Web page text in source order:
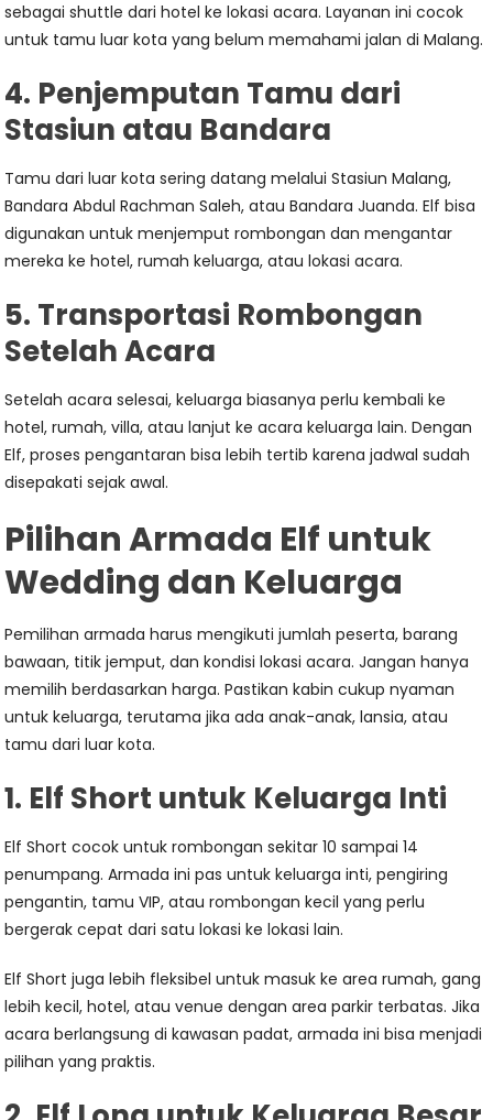
sebagai shuttle dari hotel ke lokasi acara. Layanan ini cocok
untuk tamu luar kota yang belum memahami jalan di Malang.
4. Penjemputan Tamu dari
Stasiun atau Bandara
Tamu dari luar kota sering datang melalui Stasiun Malang,
Bandara Abdul Rachman Saleh, atau Bandara Juanda. Elf bisa
digunakan untuk menjemput rombongan dan mengantar
mereka ke hotel, rumah keluarga, atau lokasi acara.
5. Transportasi Rombongan
Setelah Acara
Setelah acara selesai, keluarga biasanya perlu kembali ke
hotel, rumah, villa, atau lanjut ke acara keluarga lain. Dengan
Elf, proses pengantaran bisa lebih tertib karena jadwal sudah
disepakati sejak awal.
Pilihan Armada Elf untuk
Wedding dan Keluarga
Pemilihan armada harus mengikuti jumlah peserta, barang
bawaan, titik jemput, dan kondisi lokasi acara. Jangan hanya
memilih berdasarkan harga. Pastikan kabin cukup nyaman
untuk keluarga, terutama jika ada anak-anak, lansia, atau
tamu dari luar kota.
1. Elf Short untuk Keluarga Inti
Elf Short cocok untuk rombongan sekitar 10 sampai 14
penumpang. Armada ini pas untuk keluarga inti, pengiring
pengantin, tamu VIP, atau rombongan kecil yang perlu
bergerak cepat dari satu lokasi ke lokasi lain.
Elf Short juga lebih fleksibel untuk masuk ke area rumah, gang
lebih kecil, hotel, atau venue dengan area parkir terbatas. Jika
acara berlangsung di kawasan padat, armada ini bisa menjadi
pilihan yang praktis.